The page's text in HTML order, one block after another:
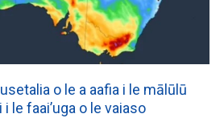
o le a aafia i le mālūlū
i le faai’uga o le vaiaso